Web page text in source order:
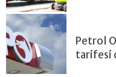
Petrol
tarifesi